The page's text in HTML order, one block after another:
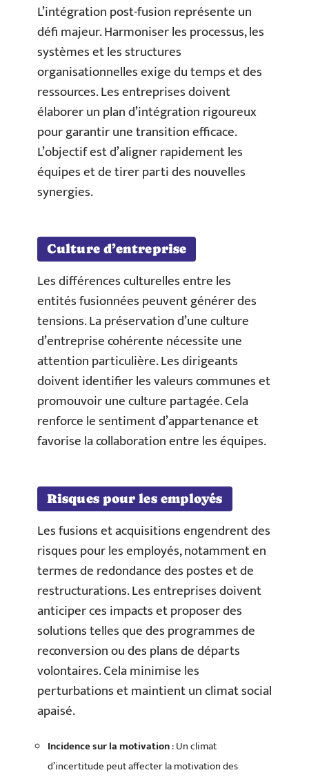
L’intégration post-fusion représente un
défi majeur. Harmoniser les processus, les
systèmes et les structures
organisationnelles exige du temps et des
ressources. Les entreprises doivent
élaborer un plan d’intégration rigoureux
pour garantir une transition efficace.
L’objectif est d’aligner rapidement les
équipes et de tirer parti des nouvelles
synergies.
Culture d’entreprise
Les différences culturelles entre les
entités fusionnées peuvent générer des
tensions. La préservation d’une culture
d’entreprise cohérente nécessite une
attention particulière. Les dirigeants
doivent identifier les valeurs communes et
promouvoir une culture partagée. Cela
renforce le sentiment d’appartenance et
favorise la collaboration entre les équipes.
Risques pour les employés
Les fusions et acquisitions engendrent des
risques pour les employés, notamment en
termes de redondance des postes et de
restructurations. Les entreprises doivent
anticiper ces impacts et proposer des
solutions telles que des programmes de
reconversion ou des plans de départs
volontaires. Cela minimise les
perturbations et maintient un climat social
apaisé.
Incidence sur la motivation: Un climat
d’incertitude peut affecter la motivation des